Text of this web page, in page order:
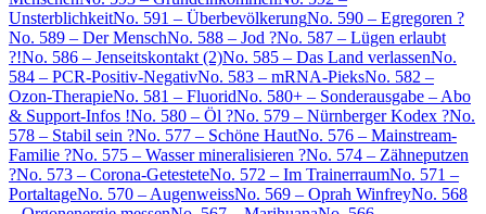
UnsterblichkeitNo. 591 – ÜberbevölkerungNo. 590 – Egregoren ?
No. 589 – Der MenschNo. 588 – Jod ?No. 587 – Lügen erlaubt
?!No. 586 – Jenseitskontakt (2)No. 585 – Das Land verlassenNo.
584 – PCR-Positiv-NegativNo. 583 – mRNA-PieksNo. 582 –
Ozon-TherapieNo. 581 – FluoridNo. 580+ – Sonderausgabe – Abo
& Support-Infos !No. 580 – Öl ?No. 579 – Nürnberger Kodex ?No.
578 – Stabil sein ?No. 577 – Schöne HautNo. 576 – Mainstream-
Familie ?No. 575 – Wasser mineralisieren ?No. 574 – Zähneputzen
?No. 573 – Corona-GetesteteNo. 572 – Im TrainerraumNo. 571 –
PortaltageNo. 570 – AugenweissNo. 569 – Oprah WinfreyNo. 568